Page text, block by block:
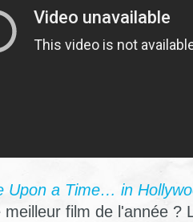
Upon a Time… in
film de l'année ?